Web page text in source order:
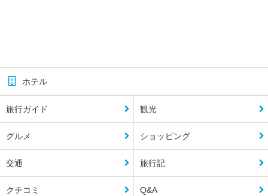
ホテル
旅行ガイド 観光
グルメ ショッピング
交通 旅行記
クチコミ Q&A